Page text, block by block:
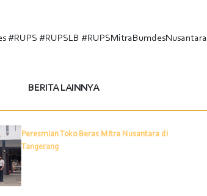
#RUPS #RUPSLB #RUPSMitraBumdesNusantara
BERITA LAINNYA
Peresmian Toko Beras Mitra Nusantara di
Tangerang